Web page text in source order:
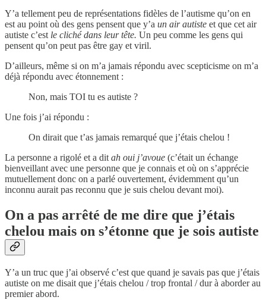
Y’a tellement peu de représentations fidèles de l’autisme qu’on en
est au point où des gens pensent que y’a un air autiste et que cet air
autiste c’est le cliché dans leur tête. Un peu comme les gens qui
pensent qu’on peut pas être gay et viril.
D’ailleurs, même si on m’a jamais répondu avec scepticisme on m’a
déjà répondu avec étonnement :
Non, mais TOI tu es autiste ?
Une fois j’ai répondu :
On dirait que t’as jamais remarqué que j’étais chelou !
La personne a rigolé et a ditah oui j’avoue (c’était un échange
bienveillant avec une personne que je connais et où on s’apprécie
mutuellement donc on a parlé ouvertement, évidemment qu’un
inconnu aurait pas reconnu que je suis chelou devant moi).
On a pas arrêté de me dire que j’étais
chelou mais on s’étonne que je sois autiste
Y’a un truc que j’ai observé c’est que quand je savais pas que j’étais
autiste on me disait que j’étais chelou / trop frontal / dur à aborder au
premier abord.